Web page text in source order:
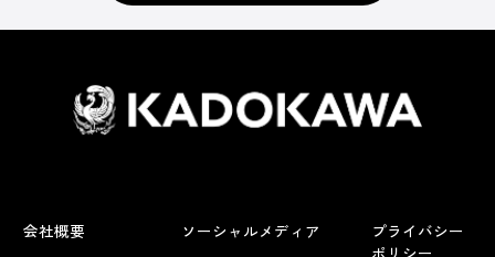
会社概要
ソーシャルメディア
プライバシー